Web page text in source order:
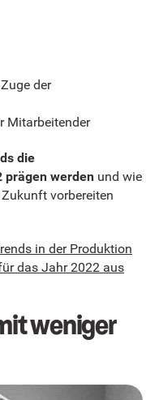
der
Mitarbeitender
die
prägen werden und wie
vorbereiten
in der Produktion
das Jahr 2022 aus
weniger